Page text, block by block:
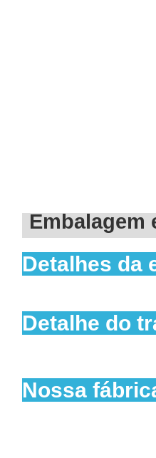
Embalagem
Detalhes da
Detalhe do
Nossa